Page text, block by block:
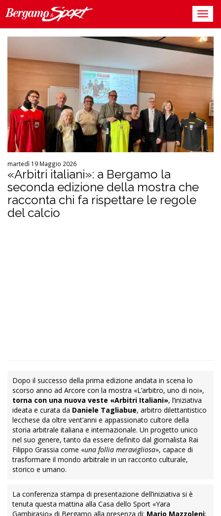
martedì 19 Maggio 2026
«Arbitri italiani»: a Bergamo la
seconda edizione della mostra che
racconta chi fa rispettare le regole
del calcio
Dopo il successo della prima edizione andata in scena lo
scorso anno ad Arcore con la mostra «L’arbitro, uno di noi»,
torna con una nuova veste «Arbitri Italiani», l’iniziativa
ideata e curata da Daniele Tagliabue, arbitro dilettantistico
lecchese da oltre vent’anni e appassionato cultore della
storia arbitrale italiana e internazionale. Un progetto unico
nel suo genere, tanto da essere definito dal giornalista Rai
Filippo Grassia come «una follia meravigliosa», capace di
trasformare il mondo arbitrale in un racconto culturale,
storico e umano.
La conferenza stampa di presentazione dell’iniziativa si è
tenuta questa mattina alla Casa dello Sport «Yara
Gambirasio» di Bergamo alla presenza di: Mario Mazzoleni;